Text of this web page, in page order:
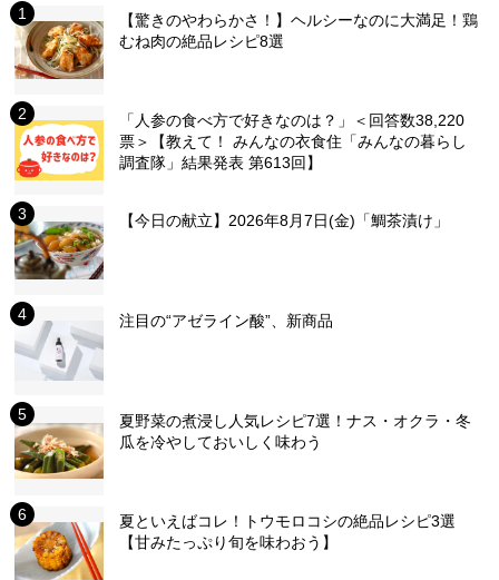
【驚きのやわらかさ！】ヘルシーなのに大満足！鶏
むね肉の絶品レシピ8選
「人参の食べ方で好きなのは？」＜回答数38,220
票＞【教えて！ みんなの衣食住「みんなの暮らし
調査隊」結果発表 第613回】
【今日の献立】2026年8月7日(金)「鯛茶漬け」
注目の“アゼライン酸”、新商品
夏野菜の煮浸し人気レシピ7選！ナス・オクラ・冬
瓜を冷やしておいしく味わう
夏といえばコレ！トウモロコシの絶品レシピ3選
【甘みたっぷり旬を味わおう】